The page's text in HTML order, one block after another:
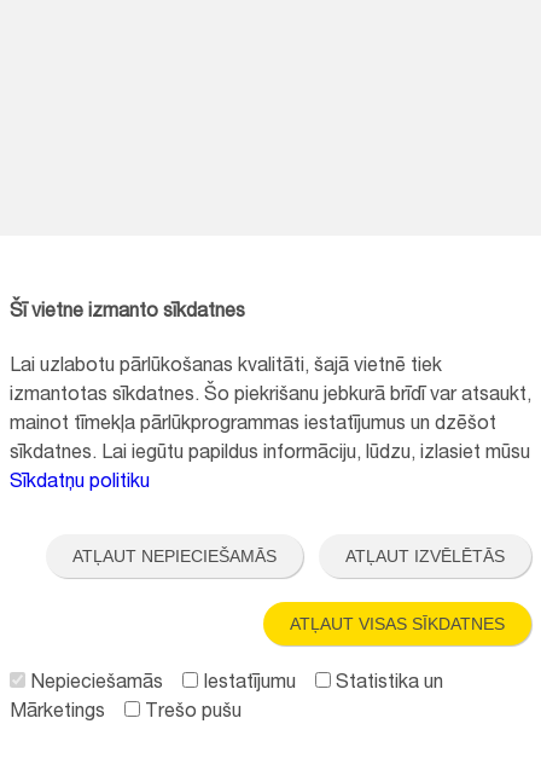
25. jūlijs, 2025
Latvijā trūkst sistēmas nepilngadīgu
grūtnieču atbalstam – eksperti
aicina rīkoties
Šī vietne izmanto sīkdatnes
Lai uzlabotu pārlūkošanas kvalitāti, šajā vietnē tiek
izmantotas sīkdatnes. Šo piekrišanu jebkurā brīdī var atsaukt,
mainot tīmekļa pārlūkprogrammas iestatījumus un dzēšot
sīkdatnes. Lai iegūtu papildus informāciju, lūdzu, izlasiet mūsu
Sīkdatņu politiku
ATĻAUT NEPIECIEŠAMĀS ATĻAUT IZVĒLĒTĀS
ATĻAUT VISAS SĪKDATNES
Nepieciešamās Iestatījumu
Statistika un
Mārketings
Trešo pušu